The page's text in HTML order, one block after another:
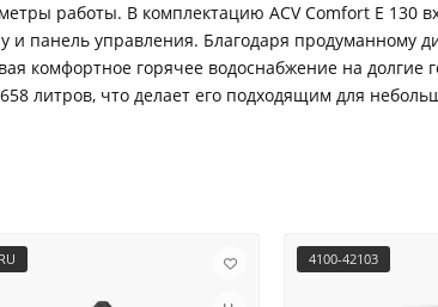
работы. В комплектацию ACV Comfort E 130
панель управления. Благодаря продуманному
горячее водоснабжение на долгие
литров, что делает его подходящим для
4100-42103